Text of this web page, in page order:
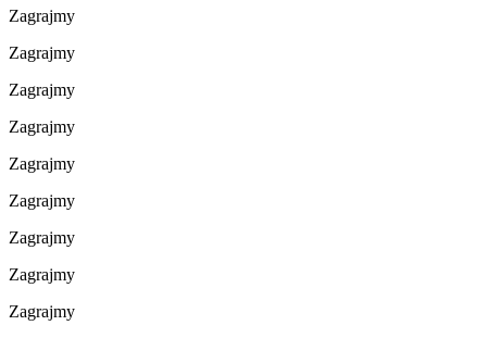
Zagrajmy
Zagrajmy
Zagrajmy
Zagrajmy
Zagrajmy
Zagrajmy
Zagrajmy
Zagrajmy
Zagrajmy